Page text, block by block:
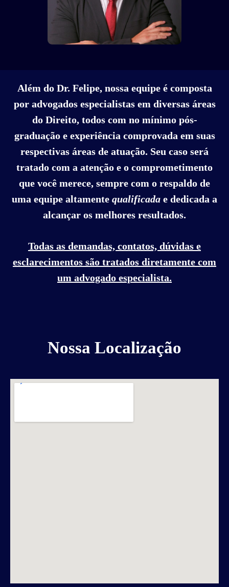
Além do Dr. Felipe, nossa equipe é composta
por advogados especialistas em diversas áreas
do Direito, todos com no mínimo pós-
graduação e experiência comprovada em suas
respectivas áreas de atuação. Seu caso será
tratado com a atenção e o comprometimento
que você merece, sempre com o respaldo de
uma equipe altamente qualificada e dedicada a
alcançar os melhores resultados.
Todas as demandas, contatos, dúvidas e
esclarecimentos são tratados diretamente com
um advogado especialista.
Nossa Localização